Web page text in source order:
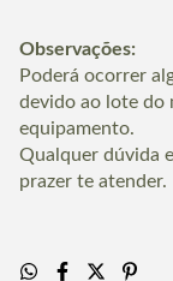
Observações:
Poderá ocorrer
devido ao lote do
equipamento.
Qualquer dúvida
prazer te atender.